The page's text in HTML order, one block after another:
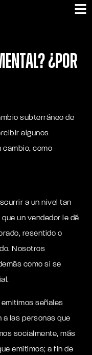
¿Por
subterráneo de
algunos
cambio, como
a un nivel tan
un vendedor le dé
resentido o
Nosotros
como si se
señales
a las personas que
socialmente, más
emitimos; a fin de